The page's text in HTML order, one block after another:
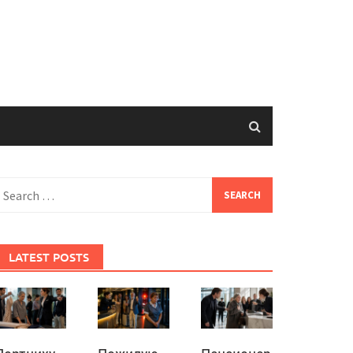
LATEST POSTS